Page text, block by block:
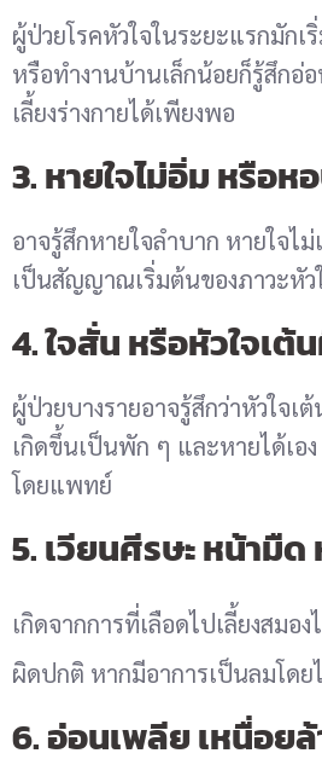
ผู้ป่วยโรคหัวใจในระยะแรกมัก
หรือทำงานบ้านเล็กน้อยก็รู้สึกอ่
เลี้ยงร่างกายได้เพียงพอ
3. หายใจไม่อิ่ม หรือห
อาจรู้สึกหายใจลำบาก หายใจไ
เป็นสัญญาณเริ่มต้นของภาวะหัว
4. ใจสั่น หรือหัวใจเต้
ผู้ป่วยบางรายอาจรู้สึกว่าหัวใจเ
เกิดขึ้นเป็นพัก ๆ และหายได้เอ
โดยแพทย์
5. เวียนศีรษะ หน้ามื
เกิดจากการที่เลือดไปเลี้ยงสมอ
ผิดปกติ หากมีอาการเป็นลมโ
6. อ่อนเพลีย เหนื่อยล้